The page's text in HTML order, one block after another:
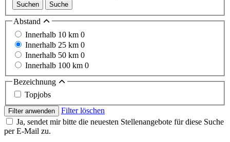
Suchen Suche
Abstand
Innerhalb 10 km 0
Innerhalb 25 km 0
Innerhalb 50 km 0
Innerhalb 100 km 0
Bezeichnung
Topjobs
Filter anwenden
Filter löschen
Ja, sendet mir bitte die neuesten Stellenangebote für diese Suche
per E-Mail zu.